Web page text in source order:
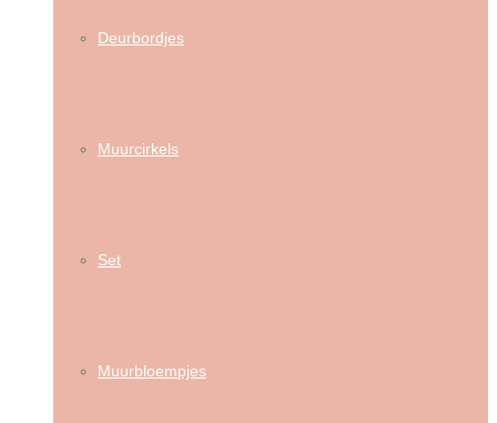
Deurbordjes
Muurcirkels
Set
Muurbloempjes